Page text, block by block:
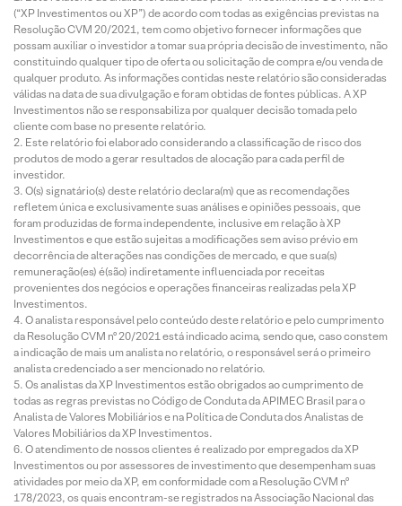
(“XP Investimentos ou XP”) de acordo com todas as exigências previstas na
Resolução CVM 20/2021, tem como objetivo fornecer informações que
possam auxiliar o investidor a tomar sua própria decisão de investimento, não
constituindo qualquer tipo de oferta ou solicitação de compra e/ou venda de
qualquer produto. As informações contidas neste relatório são consideradas
válidas na data de sua divulgação e foram obtidas de fontes públicas. A XP
Investimentos não se responsabiliza por qualquer decisão tomada pelo
cliente com base no presente relatório.
Este relatório foi elaborado considerando a classificação de risco dos
produtos de modo a gerar resultados de alocação para cada perfil de
investidor.
O(s) signatário(s) deste relatório declara(m) que as recomendações
refletem única e exclusivamente suas análises e opiniões pessoais, que
foram produzidas de forma independente, inclusive em relação à XP
Investimentos e que estão sujeitas a modificações sem aviso prévio em
decorrência de alterações nas condições de mercado, e que sua(s)
remuneração(es) é(são) indiretamente influenciada por receitas
provenientes dos negócios e operações financeiras realizadas pela XP
Investimentos.
O analista responsável pelo conteúdo deste relatório e pelo cumprimento
da Resolução CVM nº 20/2021 está indicado acima, sendo que, caso constem
a indicação de mais um analista no relatório, o responsável será o primeiro
analista credenciado a ser mencionado no relatório.
Os analistas da XP Investimentos estão obrigados ao cumprimento de
todas as regras previstas no Código de Conduta da APIMEC Brasil para o
Analista de Valores Mobiliários e na Política de Conduta dos Analistas de
Valores Mobiliários da XP Investimentos.
O atendimento de nossos clientes é realizado por empregados da XP
Investimentos ou por assessores de investimento que desempenham suas
atividades por meio da XP, em conformidade com a Resolução CVM nº
178/2023, os quais encontram-se registrados na Associação Nacional das